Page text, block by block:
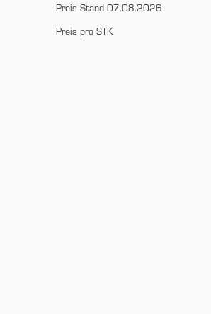
Preis Stand 07.08.2026
Preis pro STK